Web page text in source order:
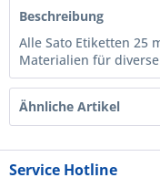
Beschreibung
Alle Sato Etiketten 25
Materialien für
Ähnliche Artikel
Service Hotline